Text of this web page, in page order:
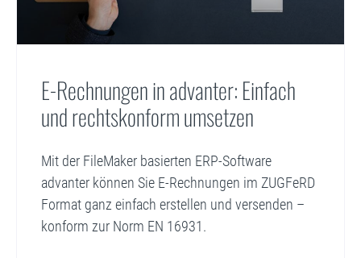
E-Rechnungen in advanter: Einfach
und rechtskonform umsetzen
Mit der FileMaker basierten ERP-Software
advanter können Sie E-Rechnungen im ZUGFeRD
Format ganz einfach erstellen und versenden –
konform zur Norm EN 16931.